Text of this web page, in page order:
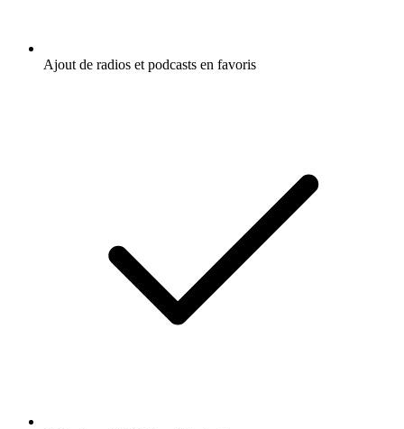
Ajout de radios et podcasts en favoris